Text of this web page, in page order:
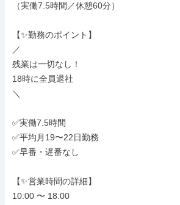
（実働7.5時間／休憩60分）
【✨勤務のポイント】
／
残業は一切なし！
18時に全員退社
＼
✅実働7.5時間
✅平均月19〜22日勤務
✅早番・遅番なし
【✨営業時間の詳細】
10:00 〜 18:00